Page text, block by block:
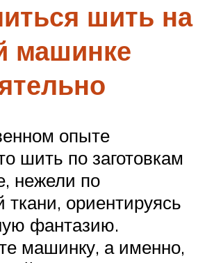
шить на
машинке
опыте
шить по заготовкам
нежели по
ткани, ориентируясь
фантазию.
машинку, а именно,